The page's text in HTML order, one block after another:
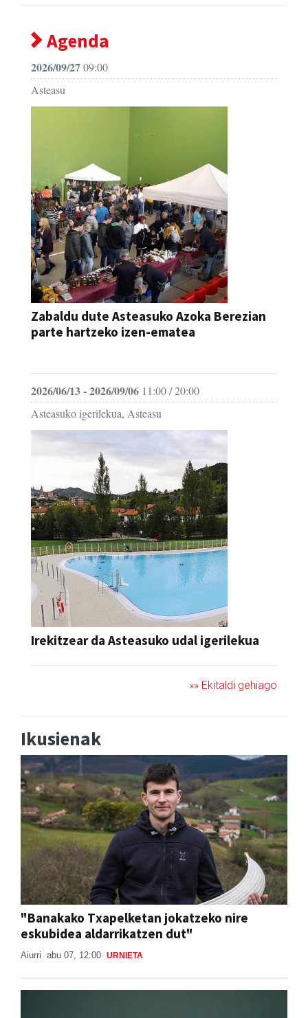
Agenda
2026/09/2709:00
Asteasu
Zabaldu dute Asteasuko Azoka Berezian
parte hartzeko izen-ematea
2026/06/13 - 2026/09/06 11:00 / 20:00
Asteasuko igerilekua, Asteasu
Irekitzear da Asteasuko udal igerilekua
»» Ekitaldi gehiago
Ikusienak
"Banakako Txapelketan jokatzeko nire
eskubidea aldarrikatzen dut"
Aiurri abu 07, 12:00 URNIETA